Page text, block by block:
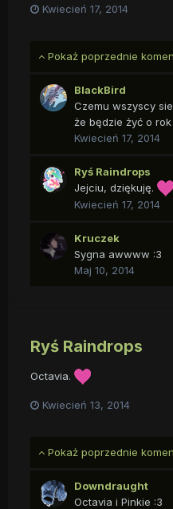
Kwiecień 17, 2014
Pokaż poprzednie
BlackBird
Czemu wszyscy
że będzie żyć o
Kwiecień 17, 2014
Ryś Raindrops
Jejciu, dziękuję.
Kwiecień 17, 2014
Kruczek
Sygna awwww :3
Maj 10, 2014
Ryś Raindrops
Octavia.
Kwiecień 13, 2014
Pokaż poprzednie
Downdraught
Octavia i Pinkie :3